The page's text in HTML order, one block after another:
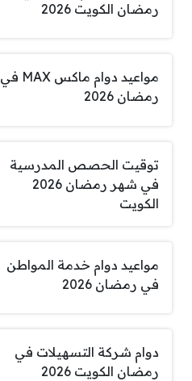
رمضان الكويت 2026
مواعيد دوام ماكس MAX في
رمضان 2026
توقيت الحصص المدرسية
في شهر رمضان 2026
الكويت
مواعيد دوام خدمة المواطن
في رمضان 2026
دوام شركة التسهيلات في
رمضان الكويت 2026